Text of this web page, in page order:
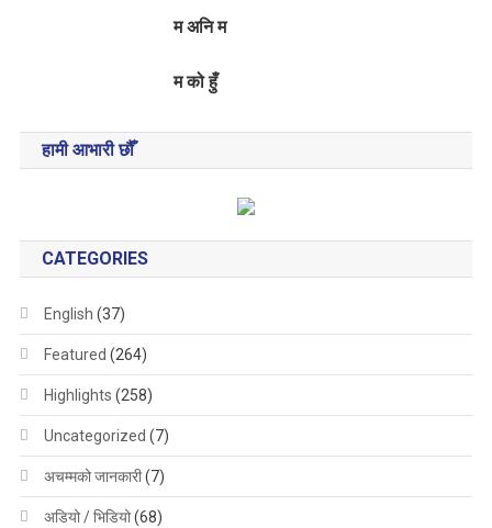
म अनि म
म को हुँ
हामी आभारी छौँ
CATEGORIES
English (37)
Featured (264)
Highlights (258)
Uncategorized (7)
अचम्मको जानकारी(7)
अडियो / भिडियो(68)